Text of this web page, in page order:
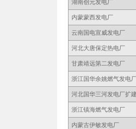
湖南创元发电厂
内蒙蒙西发电厂
云南国电宣威发电厂
河北大唐保定热电厂
甘肃靖远第二发电厂
浙江国华余姚燃气发电
河北国华三河发电厂扩
浙江镇海燃气发电厂
内蒙古伊敏发电厂